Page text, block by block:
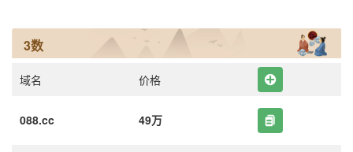
3数
域名 价格
088.cc 49万